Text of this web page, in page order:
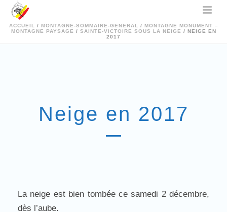
ACCUEIL / MONTAGNE-SOMMAIRE-GENERAL / MONTAGNE MONUMENT –
MONTAGNE PAYSAGE / SAINTE-VICTOIRE SOUS LA NEIGE / NEIGE EN
2017
Neige en 2017
La neige est bien tombée ce samedi 2 décembre,
dès l’aube.